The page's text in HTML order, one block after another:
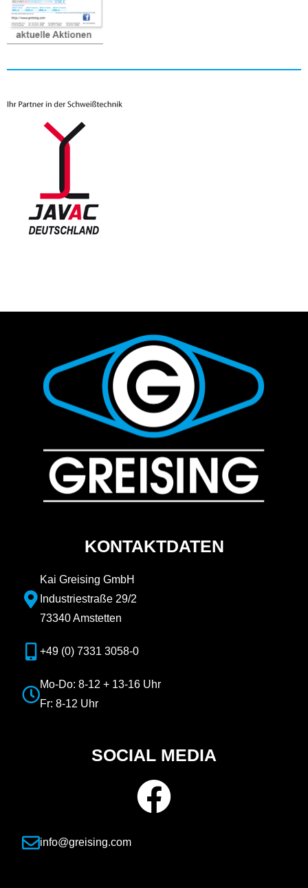
KONTAKTDATEN
Kai Greising GmbH
Industriestraße 29/2
73340 Amstetten
+49 (0) 7331 3058-0
Mo-Do: 8-12 + 13-16 Uhr
Fr: 8-12 Uhr
SOCIAL MEDIA
info@greising.com